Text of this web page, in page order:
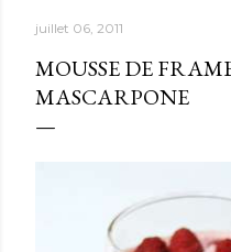
juillet 06, 2011
MOUSSE DE
MASCARPONE